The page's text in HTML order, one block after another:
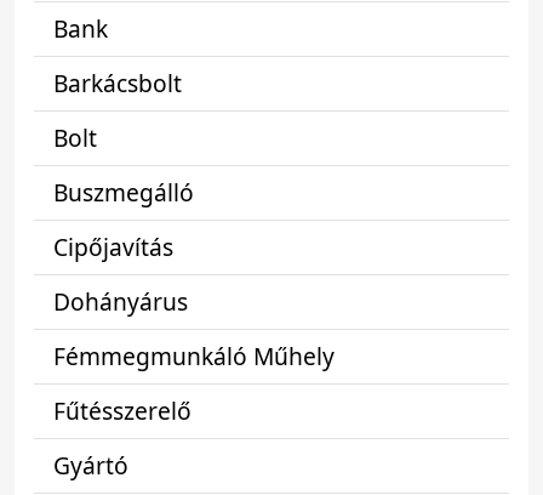
Bank
Barkácsbolt
Bolt
Buszmegálló
Cipőjavítás
Dohányárus
Fémmegmunkáló Műhely
Fűtésszerelő
Gyártó